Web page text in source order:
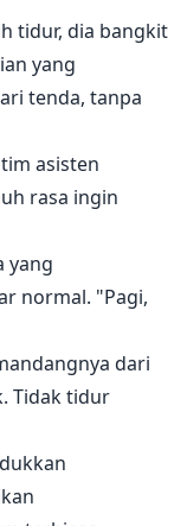
tidur, dia bangkit
yang
tenda, tanpa
asisten
rasa ingin
yang
normal. "Pagi,
dari
Tidak tidur